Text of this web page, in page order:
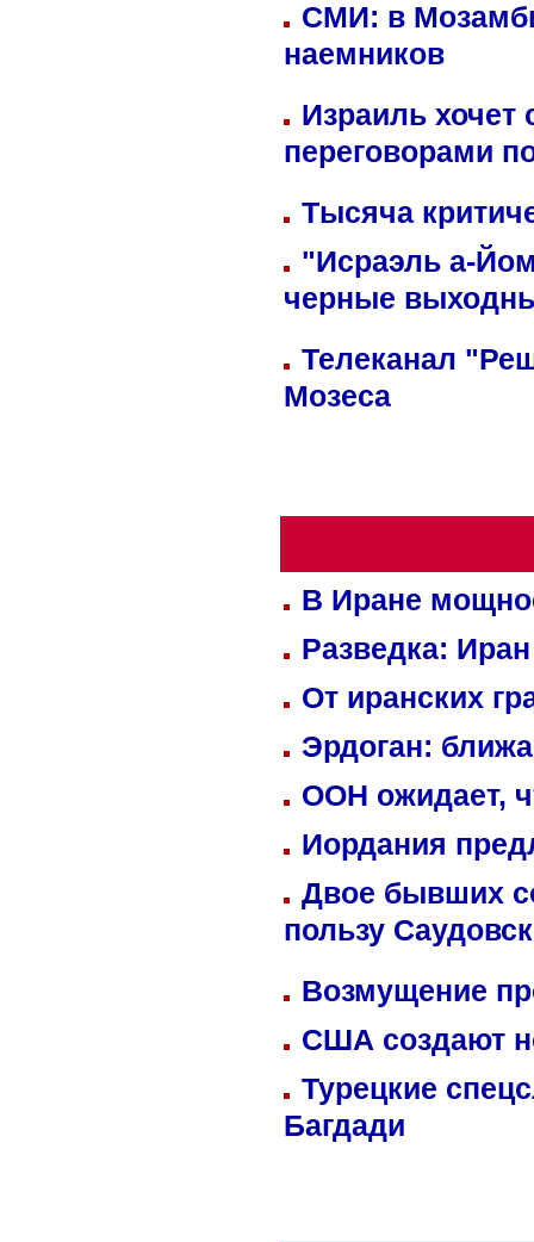
СМИ: в
наемников
Израиль хочет
переговорами
Тысяча
"Исраэль а-
черные
Телеканал
Мозеса
В Иране
Разведка:
От иранских
Эрдоган:
ООН ожидает,
Иордания
Двое бывших
пользу
Возмущение
США создают
Турецкие
Багдади